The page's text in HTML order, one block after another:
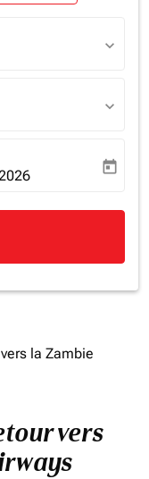
expand_more
expand_more
return-date-aria-
today
vers la Zambie
vers